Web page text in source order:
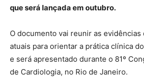
que será lançada em outubro.
O documento vai reunir as evidências
atuais para orientar a prática clínica
e será apresentado durante o 81º
de Cardiologia, no Rio de Janeiro.